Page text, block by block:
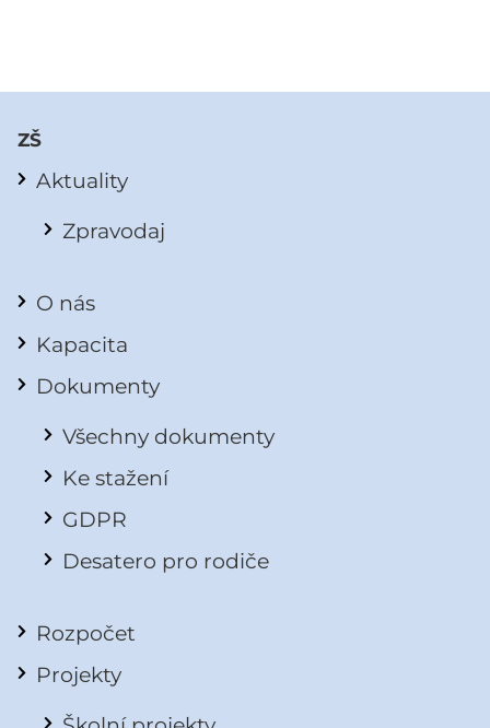
ZŠ
Aktuality
Zpravodaj
O nás
Kapacita
Dokumenty
Všechny dokumenty
Ke stažení
GDPR
Desatero pro rodiče
Rozpočet
Projekty